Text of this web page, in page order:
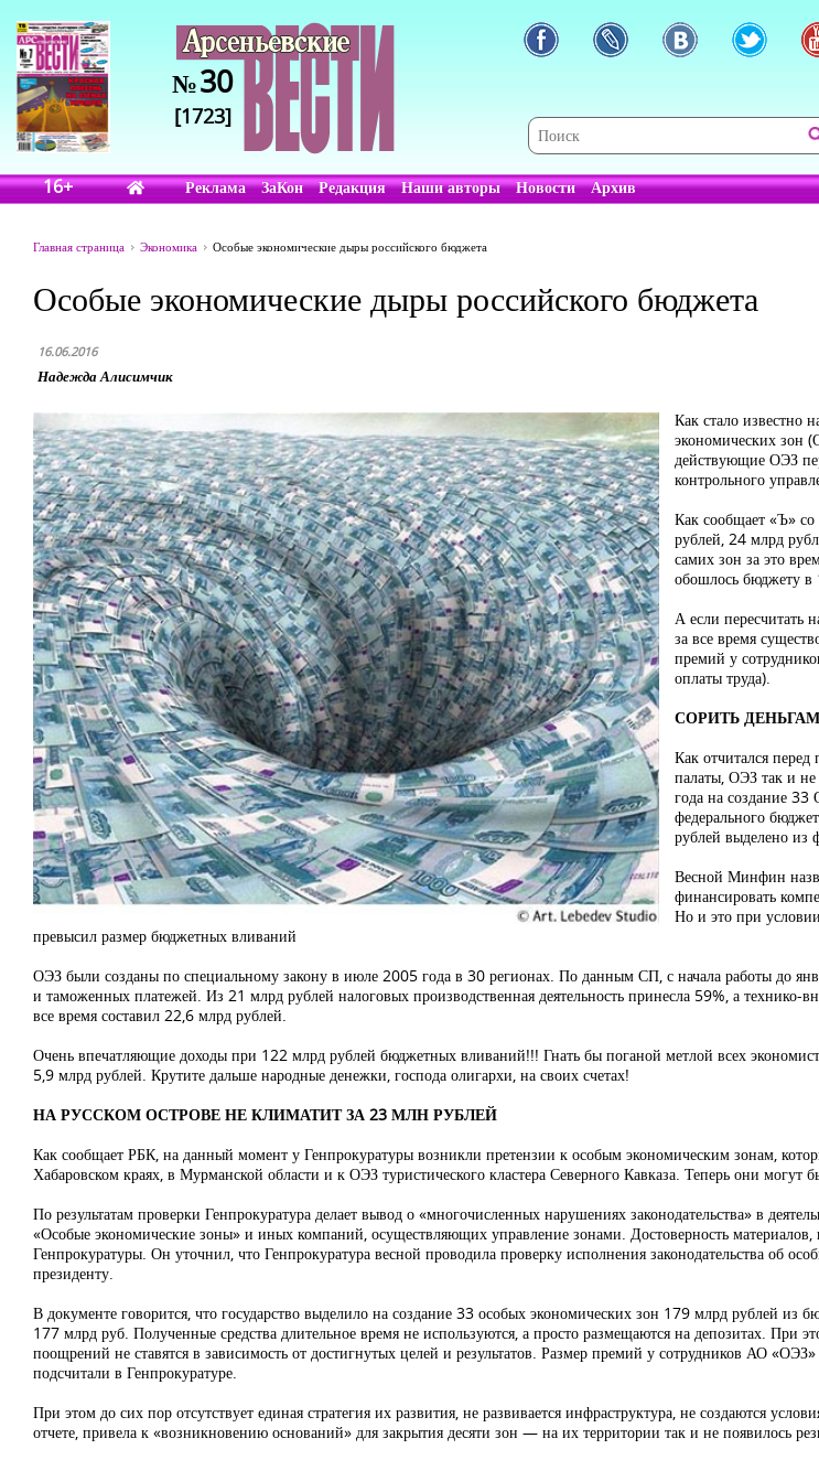
№30
[1723]
16+ Реклама ЗаКон Редакция Наши авторы Новости Архив
Главная страница Экономика Особые экономические дыры российского бюджета
Особые экономические дыры российского бюджета
16.06.2016
Надежда Алисимчик
Как стало известно
экономических зон
действующие ОЭЗ
контрольного
Как сообщает «Ъ»
рублей, 24 млрд
самих зон за это
обошлось бюджету
А если пересчитать
за все время
премий у
оплаты труда).
СОРИТЬ
Как отчитался
палаты, ОЭЗ так и
года на создание
федерального
рублей выделено из
Весной Минфин
финансировать
Но и это при
превысил размер бюджетных вливаний
ОЭЗ были созданы по специальному закону в июле 2005 года в 30 регионах. По данным СП, с начала работы до
и таможенных платежей. Из 21 млрд рублей налоговых производственная деятельность принесла 59%, а
все время составил 22,6 млрд рублей.
Очень впечатляющие доходы при 122 млрд рублей бюджетных вливаний!!! Гнать бы поганой метлой всех
5,9 млрд рублей. Крутите дальше народные денежки, господа олигархи, на своих счетах!
НА РУССКОМ ОСТРОВЕ НЕ КЛИМАТИТ ЗА 23 МЛН РУБЛЕЙ
Как сообщает РБК, на данный момент у Генпрокуратуры возникли претензии к особым экономическим зонам,
Хабаровском краях, в Мурманской области и к ОЭЗ туристического кластера Северного Кавказа. Теперь они могут
По результатам проверки Генпрокуратура делает вывод о «многочисленных нарушениях законодательства» в
«Особые экономические зоны» и иных компаний, осуществляющих управление зонами. Достоверность материалов,
Генпрокуратуры. Он уточнил, что Генпрокуратура весной проводила проверку исполнения законодательства об
президенту.
В документе говорится, что государство выделило на создание 33 особых экономических зон 179 млрд рублей из
177 млрд руб. Полученные средства длительное время не используются, а просто размещаются на депозитах. При
поощрений не ставятся в зависимость от достигнутых целей и результатов. Размер премий у сотрудников АО
подсчитали в Генпрокуратуре.
При этом до сих пор отсутствует единая стратегия их развития, не развивается инфраструктура, не создаются
отчете, привела к «возникновению оснований» для закрытия десяти зон — на их территории так и не появилось